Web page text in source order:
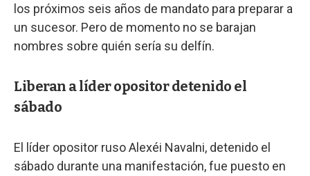
los próximos seis años de mandato para preparar a
un sucesor. Pero de momento no se barajan
nombres sobre quién sería su delfín.
Liberan a líder opositor detenido el
sábado
El líder opositor ruso Alexéi Navalni, detenido el
sábado durante una manifestación, fue puesto en